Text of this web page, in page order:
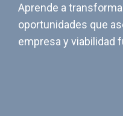
Aprende a
oportunidades que
empresa y viabilidad